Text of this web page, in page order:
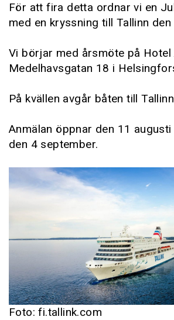
För att fira detta ordnar vi en
med en kryssning till Tallinn
Vi börjar med årsmöte på Hotel
Medelhavsgatan 18 i
På kvällen avgår båten till
Anmälan öppnar den 11
den 4 september.
Foto: fi.tallink.com